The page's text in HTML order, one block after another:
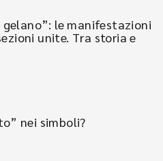
le manifestazioni
unite. Tra storia e
nei simboli?